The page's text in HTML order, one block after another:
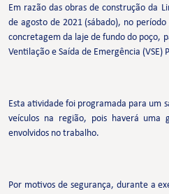
Em razão das obras de construção da
de agosto de 2021 (sábado), no
concretagem da laje de fundo do poço,
Ventilação e Saída de Emergência (VSE)
Esta atividade foi programada para um
veículos na região, pois haverá uma
envolvidos no trabalho.
Por motivos de segurança, durante a